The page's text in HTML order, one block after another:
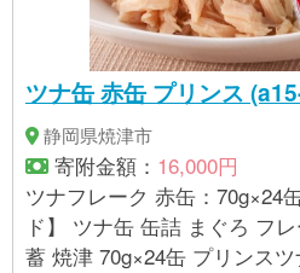
ツナ缶 赤缶 プリンス
静岡県焼津市
寄附金額： 16,000円
ツナフレーク 赤缶：70g×24缶入り 【関連
ド】 ツナ缶 缶詰 まぐろ フ
蓄 焼津 70g×24缶 プリンス